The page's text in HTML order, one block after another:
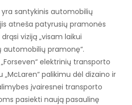
yra santykinis automobilių
atneša patyrusių pramonės
viziją „visam laikui
pramonę“.
elektrinių transporto
palikimu dėl dizaino ir
įvairesnei transporto
pasiekti naują pasaulinę